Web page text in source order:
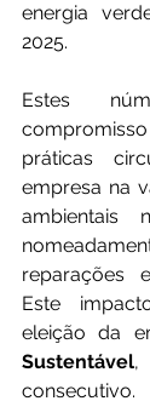
energia
2025.
Estes
práticas
empresa na
ambientais
reparações
Este
eleição da
Sustentável,
consecutivo.